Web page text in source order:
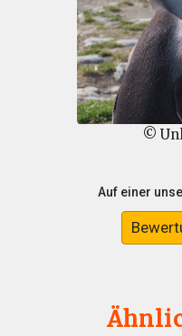
©
Auf einer